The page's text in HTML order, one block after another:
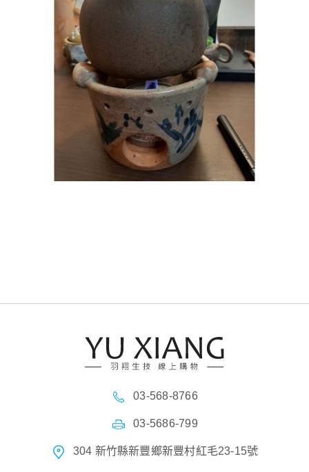
03-568-8766
03-5686-799
304 新竹縣新豐鄉新豐村紅毛23-15號